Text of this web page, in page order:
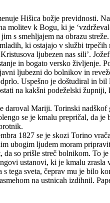
Hišica božje previdnosti.
molitev k Bogu, ki je
s smehljajem na obrazu
ki ostajajo v službi
ljubezen nas sili’.
in bogato versko življenje.
ljubezni do bolnikov in
Uspešno je doštudiral in
na kakšni podeželski
Mariji. Torinski
se je kmalu prepričal, da je
1827 se je skozi Torino
ubogim ljudem moram
so prišle streč bolnikom. To
ustanovi, ki je kmalu
tega sveta, čeprav mu je
na ustnicah izdihnil.